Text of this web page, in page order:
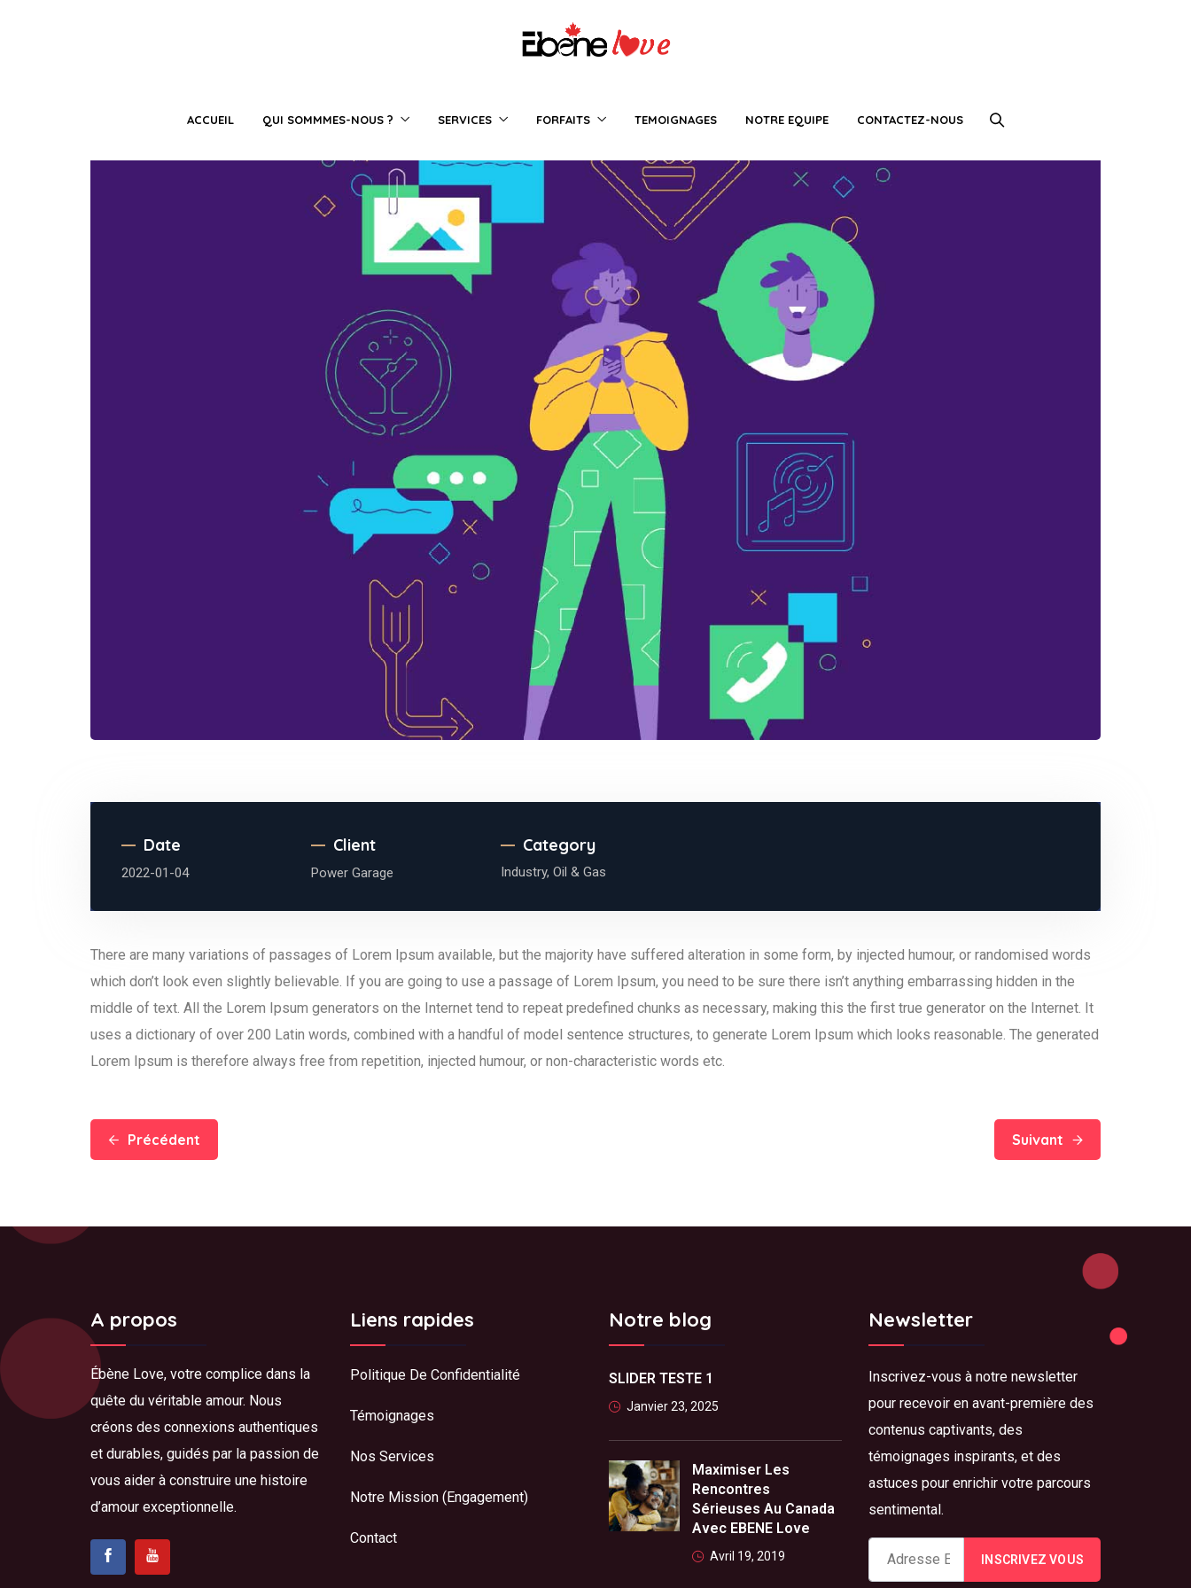
ACCUEIL QUI SOMMMES-NOUS ? SERVICES FORFAITS TEMOIGNAGES NOTRE EQUIPE CONTACTEZ-NOUS
Date
2022-01-04
Client
Power Garage
Category
Industry, Oil & Gas
There are many variations of passages of Lorem Ipsum available, but the majority have suffered alteration in some form, by injected humour, or randomised words
which don’t look even slightly believable. If you are going to use a passage of Lorem Ipsum, you need to be sure there isn’t anything embarrassing hidden in the
middle of text. All the Lorem Ipsum generators on the Internet tend to repeat predefined chunks as necessary, making this the first true generator on the Internet. It
uses a dictionary of over 200 Latin words, combined with a handful of model sentence structures, to generate Lorem Ipsum which looks reasonable. The generated
Lorem Ipsum is therefore always free from repetition, injected humour, or non-characteristic words etc.
Précédent Suivant
A propos
Ébène Love, votre complice dans la
quête du véritable amour. Nous
créons des connexions authentiques
et durables, guidés par la passion de
vous aider à construire une histoire
d’amour exceptionnelle.
Liens rapides
Politique De Confidentialité
Témoignages
Nos Services
Notre Mission (Engagement)
Contact
Notre blog
SLIDER TESTE 1
Janvier 23, 2025
Maximiser Les
Rencontres
Sérieuses Au Canada
Avec EBENE Love
Avril 19, 2019
Newsletter
Inscrivez-vous à notre newsletter
pour recevoir en avant-première des
contenus captivants, des
témoignages inspirants, et des
astuces pour enrichir votre parcours
sentimental.